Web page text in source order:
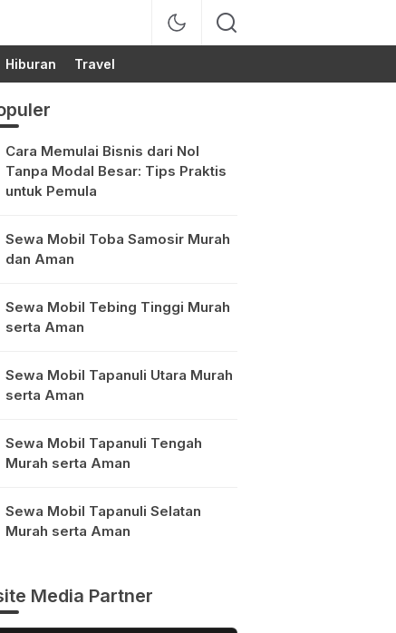
Hiburan Travel
Cara Memulai Bisnis dari Nol
Tanpa Modal Besar: Tips Praktis
untuk Pemula
Sewa Mobil Toba Samosir Murah
dan Aman
Sewa Mobil Tebing Tinggi Murah
serta Aman
Sewa Mobil Tapanuli Utara Murah
serta Aman
Sewa Mobil Tapanuli Tengah
Murah serta Aman
Sewa Mobil Tapanuli Selatan
Murah serta Aman
Media Partner